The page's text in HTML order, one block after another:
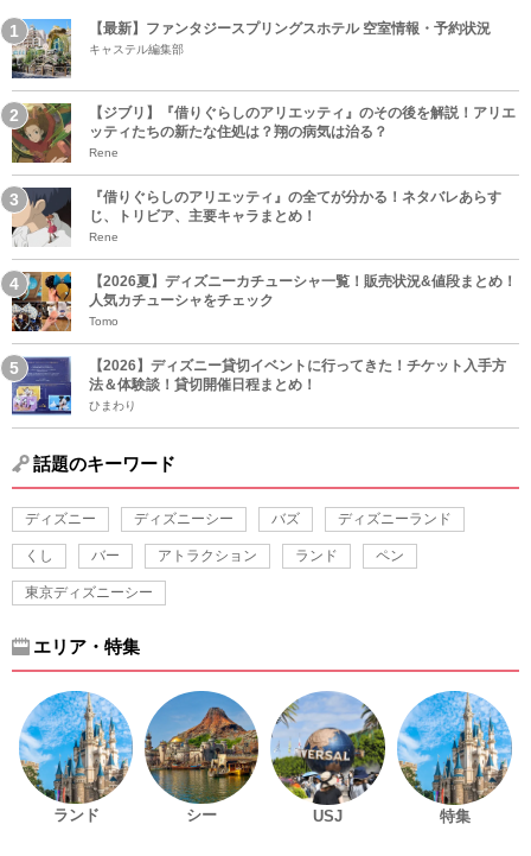
【最新】ファンタジースプリングスホテル 空室情報・予約状況
キャステル編集部
【ジブリ】『借りぐらしのアリエッティ』のその後を解説！アリエ
ッティたちの新たな住処は？翔の病気は治る？
Rene
『借りぐらしのアリエッティ』の全てが分かる！ネタバレあらす
じ、トリビア、主要キャラまとめ！
Rene
【2026夏】ディズニーカチューシャ一覧！販売状況&値段まとめ！
人気カチューシャをチェック
Tomo
【2026】ディズニー貸切イベントに行ってきた！チケット入手方
法＆体験談！貸切開催日程まとめ！
ひまわり
話題のキーワード
ディズニー ディズニーシー バズ ディズニーランド
くし バー アトラクション ランド ペン
東京ディズニーシー
エリア・特集
ランド シー USJ 特集